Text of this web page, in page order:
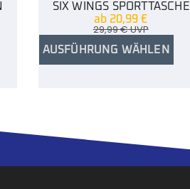
SIX WINGS SPORTTASCHE
ab 20,99€
29,99€UVP
AUSFÜHRUNG WÄHLEN